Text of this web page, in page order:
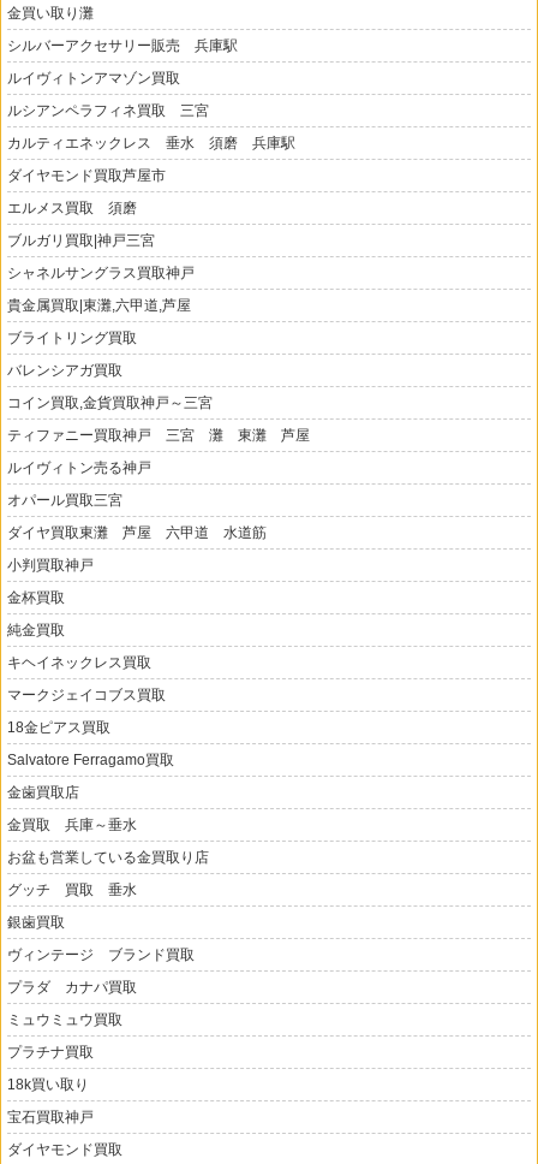
金買い取り灘
シルバーアクセサリー販売 兵庫駅
ルイヴィトンアマゾン買取
ルシアンペラフィネ買取 三宮
カルティエネックレス 垂水 須磨 兵庫駅
ダイヤモンド買取芦屋市
エルメス買取 須磨
ブルガリ買取|神戸三宮
シャネルサングラス買取神戸
貴金属買取|東灘,六甲道,芦屋
ブライトリング買取
バレンシアガ買取
コイン買取,金貨買取神戸～三宮
ティファニー買取神戸 三宮 灘 東灘 芦屋
ルイヴィトン売る神戸
オパール買取三宮
ダイヤ買取東灘 芦屋 六甲道 水道筋
小判買取神戸
金杯買取
純金買取
キヘイネックレス買取
マークジェイコブス買取
18金ピアス買取
Salvatore Ferragamo買取
金歯買取店
金買取 兵庫～垂水
お盆も営業している金買取り店
グッチ 買取 垂水
銀歯買取
ヴィンテージ ブランド買取
プラダ カナパ買取
ミュウミュウ買取
プラチナ買取
18k買い取り
宝石買取神戸
ダイヤモンド買取